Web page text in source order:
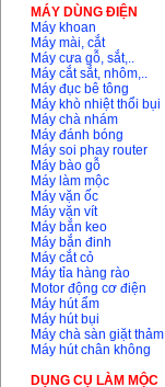
MÁY DÙNG ĐIỆN
Máy khoan
Máy mài, cắt
Máy cưa gỗ, sắt,..
Máy cắt sắt, nhôm,..
Máy đục bê tông
Máy khò nhiệt thổi bụi
Máy chà nhám
Máy đánh bóng
Máy soi phay router
Máy bào gỗ
Máy làm mộc
Máy vặn ốc
Máy vặn vít
Máy bắn keo
Máy bắn đinh
Máy cắt cỏ
Máy tỉa hàng rào
Motor động cơ điện
Máy hút ẩm
Máy hút bụi
Máy chà sàn giặt thảm
Máy hút chân không
DỤNG CỤ LÀM MỘC